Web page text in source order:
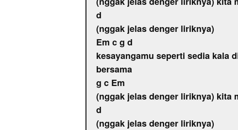
d
(nggak jelas denger liriknya)
Em c g d
kesayangamu seperti sedia kala
bersama
g c Em
(nggak jelas denger liriknya) kita
d
(nggak jelas denger liriknya)